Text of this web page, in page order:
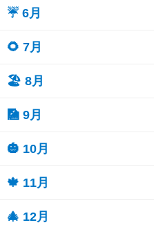
☔ 6月
🌻 7月
🏖 8月
🎑 9月
🎃 10月
🍁 11月
🎄 12月